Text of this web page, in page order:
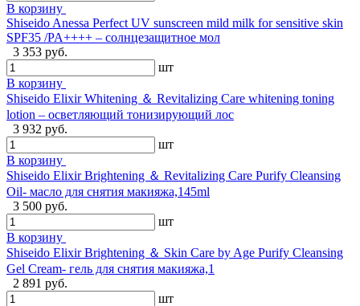
В корзину
Shiseido Anessa Perfect UV sunscreen mild milk for sensitive skin
SPF35 /PA++++ – солнцезащитное мол
3 353 руб.
шт
В корзину
Shiseido Elixir Whitening ＆ Revitalizing Care whitening toning
lotion – осветляющий тонизирующий лос
3 932 руб.
шт
В корзину
Shiseido Elixir Brightening ＆ Revitalizing Care Purify Cleansing
Oil- масло для снятия макияжа,145ml
3 500 руб.
шт
В корзину
Shiseido Elixir Brightening ＆ Skin Care by Age Purify Cleansing
Gel Cream- гель для снятия макияжа,1
2 891 руб.
шт